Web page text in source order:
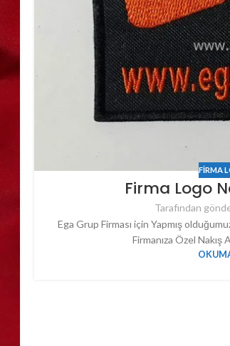
FIRMA
Firma Logo
Tarafından
Ega Grup Firması için Yapmış
Firmanıza Özel Nakış